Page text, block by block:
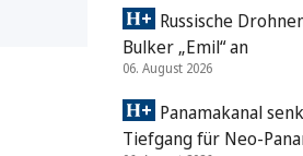
Russische
Bulker „Emil“ an
06. August 2026
Panamakanal
Tiefgang für Neo-